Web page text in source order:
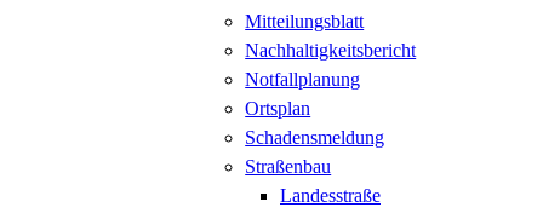
Mitteilungsblatt
Nachhaltigkeitsbericht
Notfallplanung
Ortsplan
Schadensmeldung
Straßenbau
Landesstraße